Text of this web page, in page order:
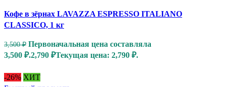
Кофе в зёрнах LAVAZZA ESPRESSO ITALIANO
CLASSICO, 1 кг
3,500₽ Первоначальная цена составляла
3,500 ₽.2,790 ₽Текущая цена: 2,790 ₽.
-26% ХИТ